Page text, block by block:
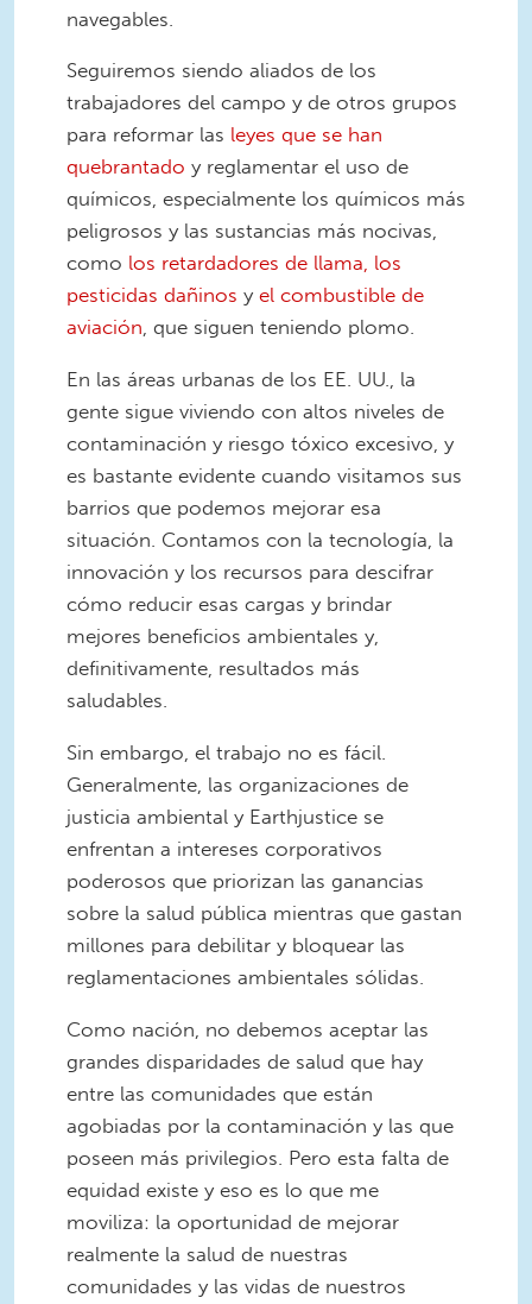
navegables.
Seguiremos siendo aliados de los
trabajadores del campo y de otros grupos
para reformar las leyes que se han
quebrantado y reglamentar el uso de
químicos, especialmente los químicos más
peligrosos y las sustancias más nocivas,
como los retardadores de llama, los
pesticidas dañinos y el combustible de
aviación, que siguen teniendo plomo.
En las áreas urbanas de los EE. UU., la
gente sigue viviendo con altos niveles de
contaminación y riesgo tóxico excesivo, y
es bastante evidente cuando visitamos sus
barrios que podemos mejorar esa
situación. Contamos con la tecnología, la
innovación y los recursos para descifrar
cómo reducir esas cargas y brindar
mejores beneficios ambientales y,
definitivamente, resultados más
saludables.
Sin embargo, el trabajo no es fácil.
Generalmente, las organizaciones de
justicia ambiental y Earthjustice se
enfrentan a intereses corporativos
poderosos que priorizan las ganancias
sobre la salud pública mientras que gastan
millones para debilitar y bloquear las
reglamentaciones ambientales sólidas.
Como nación, no debemos aceptar las
grandes disparidades de salud que hay
entre las comunidades que están
agobiadas por la contaminación y las que
poseen más privilegios. Pero esta falta de
equidad existe y eso es lo que me
moviliza: la oportunidad de mejorar
realmente la salud de nuestras
comunidades y las vidas de nuestros